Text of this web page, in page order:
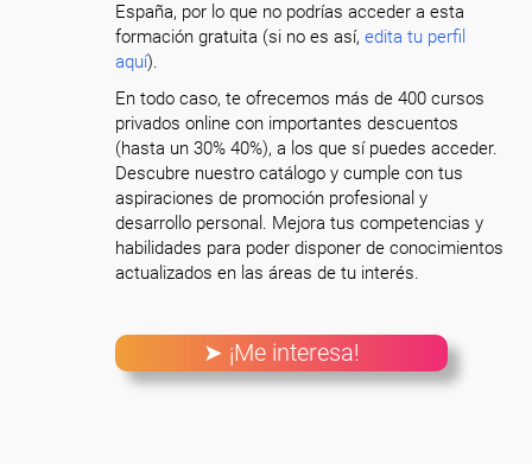
España, por lo que no podrías acceder a esta
formación gratuita (si no es así,edita tu perfil
aquí).
En todo caso, te ofrecemos más de 400 cursos
privados online con importantes descuentos
(hasta un 30% 40%), a los que sí puedes acceder.
Descubre nuestro catálogo y cumple con tus
aspiraciones de promoción profesional y
desarrollo personal. Mejora tus competencias y
habilidades para poder disponer de conocimientos
actualizados en las áreas de tu interés.
➤ ¡Me interesa!